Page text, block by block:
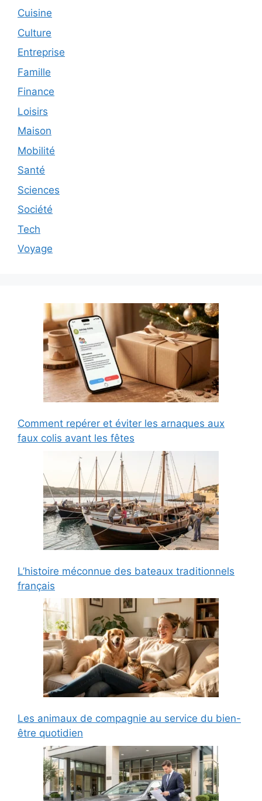
Cuisine
Culture
Entreprise
Famille
Finance
Loisirs
Maison
Mobilité
Santé
Sciences
Société
Tech
Voyage
Comment repérer et éviter les arnaques aux
faux colis avant les fêtes
L’histoire méconnue des bateaux traditionnels
français
Les animaux de compagnie au service du bien-
être quotidien